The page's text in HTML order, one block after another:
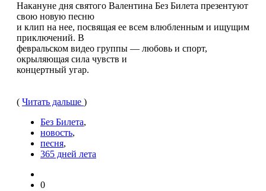
Накануне дня святого Валентина Без Билета презентуют
свою новую песню
и клип на нее, посвящая ее всем влюбленным и ищущим
приключений. В
февральском видео группы — любовь и спорт,
окрыляющая сила чувств и
концертный угар.
( Читать дальше )
Без Билета,
новость,
песня,
365 дней лета
0